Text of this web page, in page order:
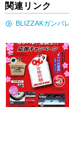
関連リンク
BLIZZAKガンバ